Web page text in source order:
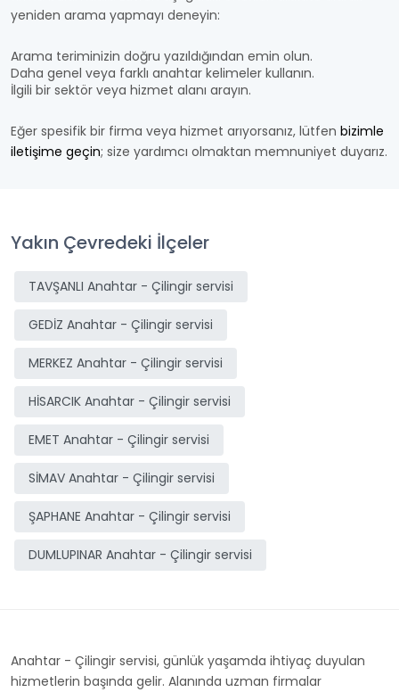
yeniden arama yapmayı deneyin:
Arama teriminizin doğru yazıldığından emin olun.
Daha genel veya farklı anahtar kelimeler kullanın.
İlgili bir sektör veya hizmet alanı arayın.
Eğer spesifik bir firma veya hizmet arıyorsanız, lütfen bizimle
iletişime geçin; size yardımcı olmaktan memnuniyet duyarız.
Yakın Çevredeki İlçeler
TAVŞANLI Anahtar - Çilingir servisi
GEDİZ Anahtar - Çilingir servisi
MERKEZ Anahtar - Çilingir servisi
HİSARCIK Anahtar - Çilingir servisi
EMET Anahtar - Çilingir servisi
SİMAV Anahtar - Çilingir servisi
ŞAPHANE Anahtar - Çilingir servisi
DUMLUPINAR Anahtar - Çilingir servisi
Anahtar - Çilingir servisi, günlük yaşamda ihtiyaç duyulan
hizmetlerin başında gelir. Alanında uzman firmalar